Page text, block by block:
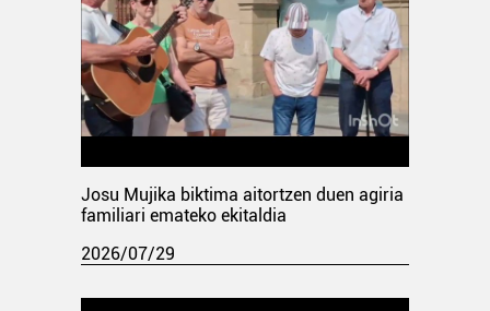
Josu Mujika biktima aitortzen duen agiria
familiari emateko ekitaldia
2026/07/29